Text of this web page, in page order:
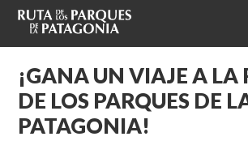
¡GANA UN VIAJE A LA
DE LOS PARQUES DE
PATAGONIA!